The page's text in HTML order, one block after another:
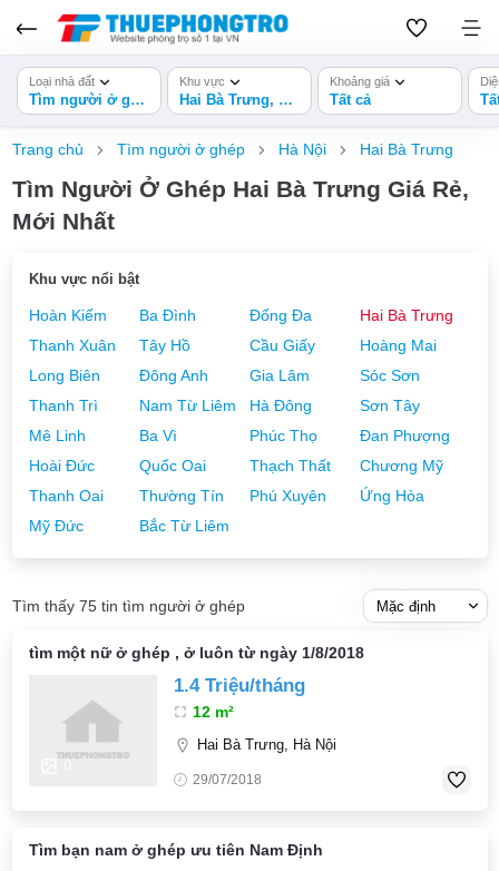
Loại nhà đất
Tìm người ở ghép
Khu vực
Hai Bà Trưng, Hà Nội
Khoảng giá
Tất cả
Trang chủ Tìm người ở ghép Hà Nội Hai Bà Trưng
Tìm Người Ở Ghép Hai Bà Trưng Giá Rẻ,
Mới Nhất
Khu vực nổi bật
Hoàn Kiếm Ba Đình Đống Đa
Hai Bà Trưng
Thanh Xuân
Tây Hồ Cầu Giấy
Hoàng Mai
Long Biên
Đông Anh Gia Lâm
Sóc Sơn
Thanh Trì
Nam Từ Liêm Hà Đông
Sơn Tây
Mê Linh
Ba Vì Phúc Thọ
Đan Phượng
Hoài Đức
Quốc Oai Thạch Thất
Chương Mỹ
Thanh Oai
Thường Tín Phú Xuyên
Ứng Hòa
Mỹ Đức
Bắc Từ Liêm
Tìm thấy 75 tin tìm người ở ghép
tìm một nữ ở ghép , ở luôn từ ngày 1/8/2018
1.4 Triệu/tháng
12 m²
Hai Bà Trưng, Hà Nội
29/07/2018
Tìm bạn nam ở ghép ưu tiên Nam Định